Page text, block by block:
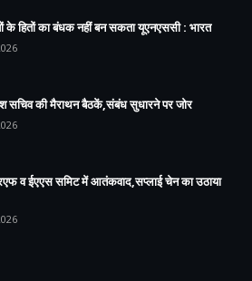
के हितों का बंधक नहीं बन सकता यूएनएससी : भारत
सचिव की मैराथन बैठकें,संबंध सुधारने पर जोर
व ईएएस समिट में आतंकवाद,सप्लाई चेन का उठाया